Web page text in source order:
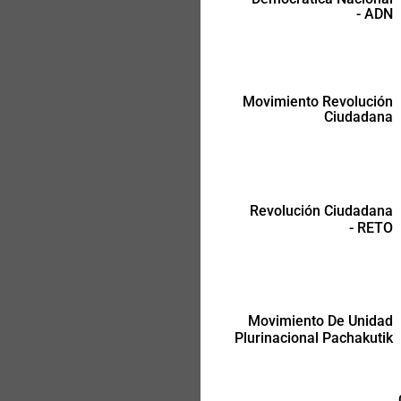
Movimiento De Unidad
Plurinacional Pachakutik
Revolución Ciudadana
- RETO
Movimiento Revolución
Ciudadana
- ADN